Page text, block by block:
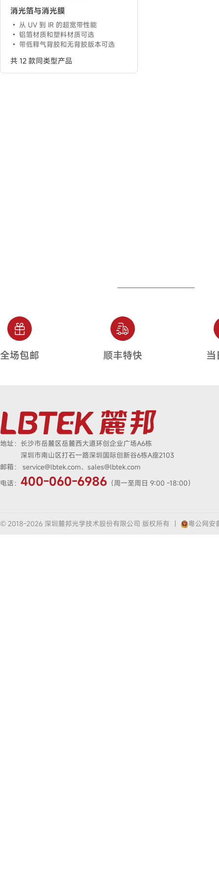
消光箔与消光膜
从 UV 到 IR 的超宽带性能
铝箔材质和塑料材质可选
带低释气背胶和无背胶版本可选
共 12 款同类型产品
全场包邮 顺丰特快 当
地址： 长沙市岳麓区岳麓西大道环创企业广场A6栋
深圳市南山区打石一路深圳国际创新谷6栋A座2103
邮箱： service@lbtek.com、sales@lbtek.com
电话： 400-060-6986 （周一至周日 9:00 -18:00）
© 2018-2026 深圳麓邦光学技术股份有限公司 版权所有 粤公网安